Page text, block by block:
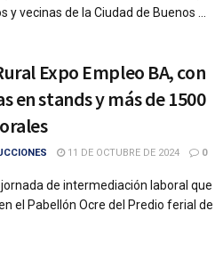
y vecinas de la Ciudad de Buenos ...
Expo Empleo BA, con
en stands y más de 1500
11 DE OCTUBRE DE 2024 0
de intermediación laboral que
el Pabellón Ocre del Predio ferial de